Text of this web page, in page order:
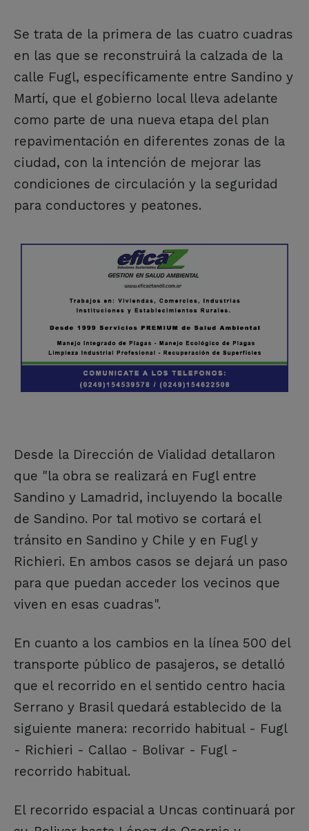
Se trata de la primera de las cuatro cuadras
en las que se reconstruirá la calzada de la
calle Fugl, específicamente entre Sandino y
Martí, que el gobierno local lleva adelante
como parte de una nueva etapa del plan
repavimentación en diferentes zonas de la
ciudad, con la intención de mejorar las
condiciones de circulación y la seguridad
para conductores y peatones.
Desde la Dirección de Vialidad detallaron
que "la obra se realizará en Fugl entre
Sandino y Lamadrid, incluyendo la bocalle
de Sandino. Por tal motivo se cortará el
tránsito en Sandino y Chile y en Fugl y
Richieri. En ambos casos se dejará un paso
para que puedan acceder los vecinos que
viven en esas cuadras".
En cuanto a los cambios en la línea 500 del
transporte público de pasajeros, se detalló
que el recorrido en el sentido centro hacia
Serrano y Brasil quedará establecido de la
siguiente manera: recorrido habitual - Fugl
- Richieri - Callao - Bolivar - Fugl -
recorrido habitual.
El recorrido espacial a Uncas continuará por